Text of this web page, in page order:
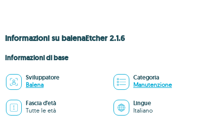
Informazioni su balenaEtcher 2.1.6
Informazioni di base
Sviluppatore
Balena
Categoria
Manutenzione
Fascia d'età
Tutte le età
Lingue
Italiano